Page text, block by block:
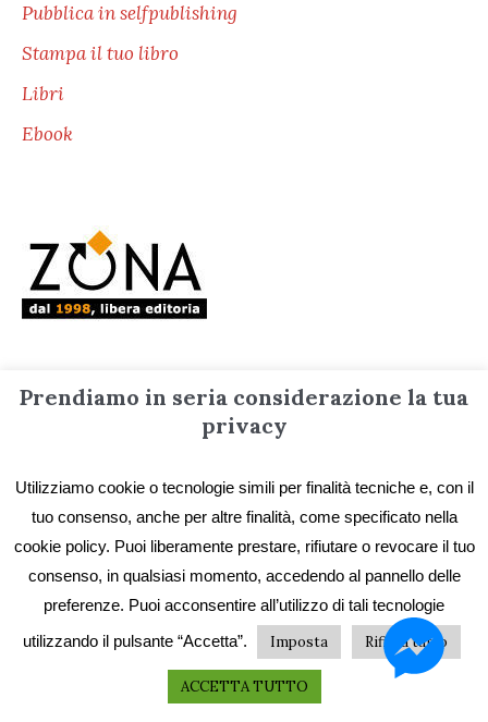
Pubblica in selfpublishing
Stampa il tuo libro
Libri
Ebook
Editrice ZONA
di Piero Cademartori e C. sas
16149 Genova
Telefono +39 3387676020
Emailinfo@editricezona.it
Prendiamo in seria considerazione la tua
privacy
Utilizziamo cookie o tecnologie simili per finalità tecniche e, con il
tuo consenso, anche per altre finalità, come specificato nella
cookie policy. Puoi liberamente prestare, rifiutare o revocare il tuo
consenso, in qualsiasi momento, accedendo al pannello delle
preferenze. Puoi acconsentire all’utilizzo di tali tecnologie
utilizzando il pulsante “Accetta”.
Imposta Rifiuta tutto
ACCETTA TUTTO